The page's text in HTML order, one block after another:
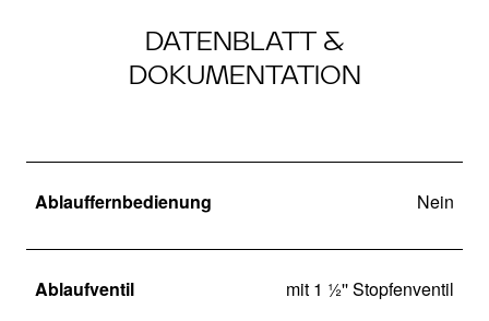
DATENBLATT &
DOKUMENTATION
Ablauffernbedienung Nein
Ablaufventil mit 1 ½'' Stopfenventil